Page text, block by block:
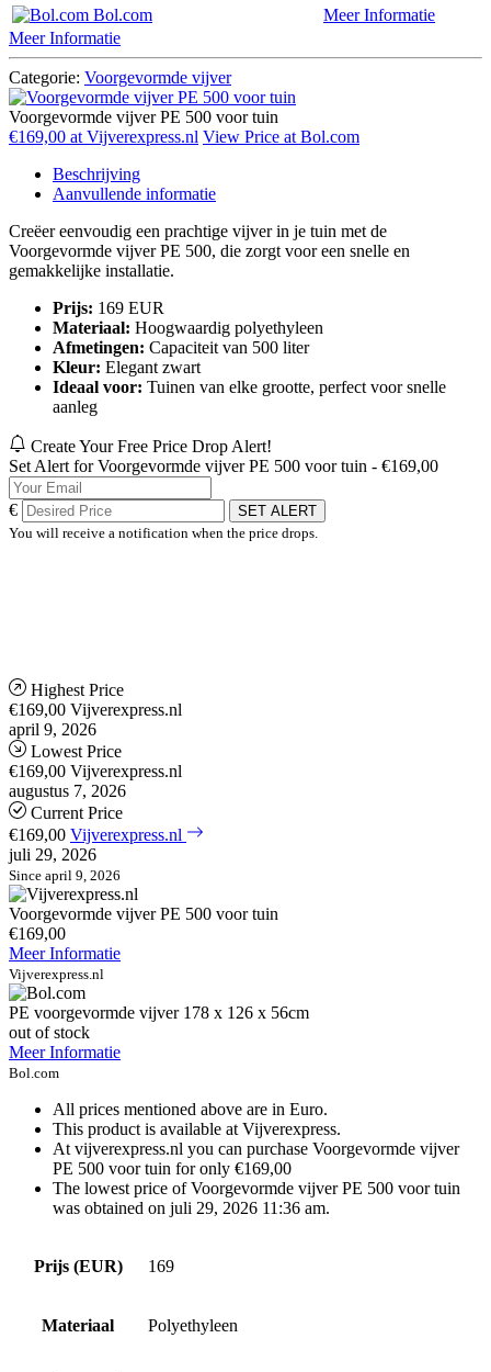
Bol.com
Meer Informatie
Meer Informatie
Categorie: Voorgevormde vijver
Voorgevormde vijver PE 500 voor tuin
€169,00 at Vijverexpress.nl View Price at Bol.com
Beschrijving
Aanvullende informatie
Creëer eenvoudig een prachtige vijver in je tuin met de
Voorgevormde vijver PE 500, die zorgt voor een snelle en
gemakkelijke installatie.
Prijs: 169 EUR
Materiaal: Hoogwaardig polyethyleen
Afmetingen: Capaciteit van 500 liter
Kleur: Elegant zwart
Ideaal voor: Tuinen van elke grootte, perfect voor snelle
aanleg
Create Your Free Price Drop Alert!
Set Alert for Voorgevormde vijver PE 500 voor tuin - €169,00
€
SET ALERT
You will receive a notification when the price drops.
Highest Price
€169,00 Vijverexpress.nl
april 9, 2026
Lowest Price
€169,00 Vijverexpress.nl
augustus 7, 2026
Current Price
€169,00 Vijverexpress.nl
juli 29, 2026
Since april 9, 2026
Voorgevormde vijver PE 500 voor tuin
€169,00
Meer Informatie
Vijverexpress.nl
PE voorgevormde vijver 178 x 126 x 56cm
out of stock
Meer Informatie
Bol.com
All prices mentioned above are in Euro.
This product is available at Vijverexpress.
At vijverexpress.nl you can purchase Voorgevormde vijver
PE 500 voor tuin for only €169,00
The lowest price of Voorgevormde vijver PE 500 voor tuin
was obtained on juli 29, 2026 11:36 am.
Prijs (EUR) 169
Materiaal Polyethyleen